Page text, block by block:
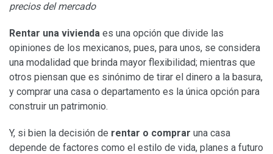
precios del mercado
Rentar una vivienda es una opción que divide las
opiniones de los mexicanos, pues, para unos, se considera
una modalidad que brinda mayor flexibilidad; mientras que
otros piensan que es sinónimo de tirar el dinero a la basura,
y comprar una casa o departamento es la única opción para
construir un patrimonio.
Y, si bien la decisión de rentar o comprar una casa
depende de factores como el estilo de vida, planes a futuro